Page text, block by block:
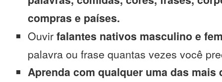
compras e países.
Ouvir falantes nativos masculino e
palavra ou frase quantas vezes você
Aprenda com qualquer uma das mais